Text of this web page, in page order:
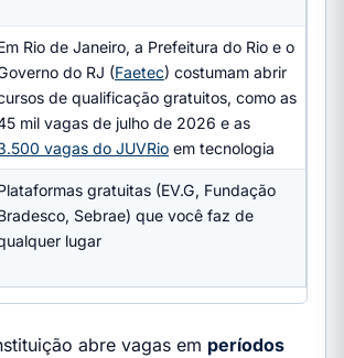
Rio de Janeiro, a Prefeitura do Rio e o
do RJ (Faetec) costumam abrir
de qualificação gratuitos, como as
mil vagas de julho de 2026 e as
vagas do JUVRio em tecnologia
gratuitas (EV.G, Fundação
Sebrae) que você faz de
lugar
abre vagas em períodos